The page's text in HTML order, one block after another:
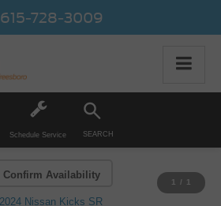
615-728-3009
Schedule Service SEARCH
Confirm Availability
1 / 1